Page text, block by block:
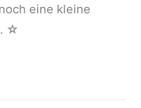
eine kleine
☆